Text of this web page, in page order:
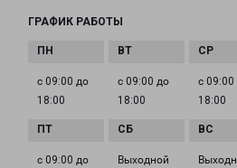
ГРАФИК РАБОТЫ
с 09:00 до
18:00
с 09:00 до
18:00
с 09:00
18:00
с 09:00 до
Выходной